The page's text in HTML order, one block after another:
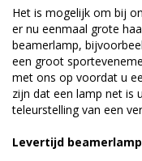
Het is mogelijk om bij
er nu eenmaal grote
beamerlamp,
een groot
met ons op voordat u
zijn dat een lamp net is
teleurstelling van een
Levertijd